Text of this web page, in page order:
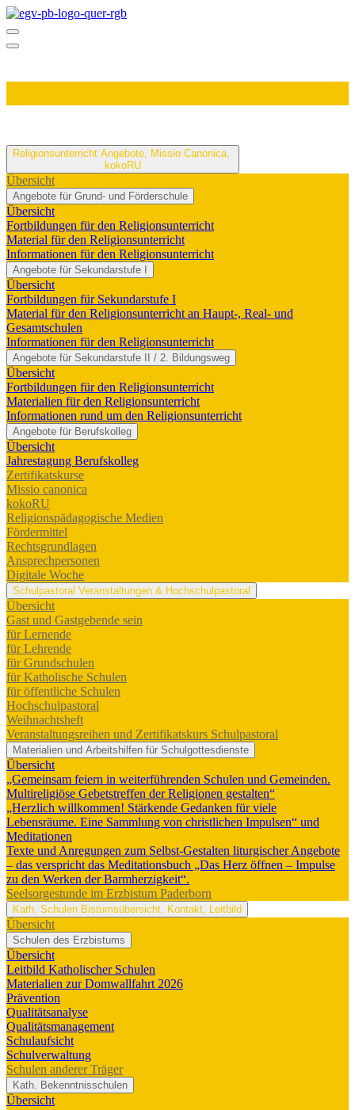
Religionsunterricht Angebote, Missio Canonica,
kokoRU
Übersicht
Angebote für Grund- und Förderschule
Übersicht
Fortbildungen für den Religionsunterricht
Material für den Religionsunterricht
Informationen für den Religionsunterricht
Angebote für Sekundarstufe I
Übersicht
Fortbildungen für Sekundarstufe I
Material für den Religionsunterricht an Haupt-, Real- und
Gesamtschulen
Informationen für den Religionsunterricht
Angebote für Sekundarstufe II / 2. Bildungsweg
Übersicht
Fortbildungen für den Religionsunterricht
Materialien für den Religionsunterricht
Informationen rund um den Religionsunterricht
Angebote für Berufskolleg
Übersicht
Jahrestagung Berufskolleg
Zertifikatskurse
Missio canonica
kokoRU
Religionspädagogische Medien
Fördermittel
Rechtsgrundlagen
Ansprechpersonen
Digitale Woche
Schulpastoral Veranstaltungen & Hochschulpastoral
Übersicht
Gast und Gastgebende sein
für Lernende
für Lehrende
für Grundschulen
für Katholische Schulen
für öffentliche Schulen
Hochschulpastoral
Weihnachtsheft
Veranstaltungsreihen und Zertifikatskurs Schulpastoral
Materialien und Arbeitshilfen für Schulgottesdienste
Übersicht
„Gemeinsam feiern in weiterführenden Schulen und Gemeinden.
Multireligiöse Gebetstreffen der Religionen gestalten“
„Herzlich willkommen! Stärkende Gedanken für viele
Lebensräume. Eine Sammlung von christlichen Impulsen“ und
Meditationen
Texte und Anregungen zum Selbst-Gestalten liturgischer Angebote
– das verspricht das Meditationsbuch „Das Herz öffnen – Impulse
zu den Werken der Barmherzigkeit“.
Seelsorgestunde im Erzbistum Paderborn
Kath. Schulen Bistumsübersicht, Kontakt, Leitbild
Übersicht
Schulen des Erzbistums
Übersicht
Leitbild Katholischer Schulen
Materialien zur Domwallfahrt 2026
Prävention
Qualitätsanalyse
Qualitätsmanagement
Schulaufsicht
Schulverwaltung
Schulen anderer Träger
Kath. Bekenntnisschulen
Übersicht